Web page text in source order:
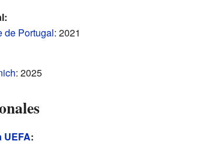
de Portugal: 2021
: 2025
UEFA: